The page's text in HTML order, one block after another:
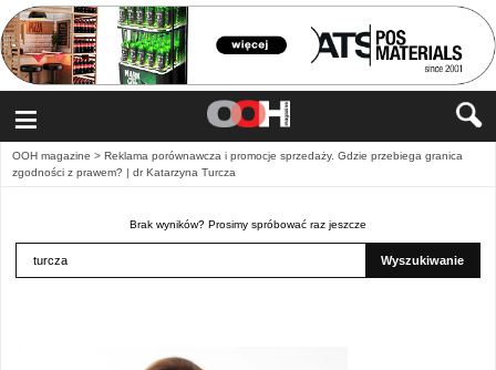
≡
OOH magazine > Reklama porównawcza i promocje sprzedaży. Gdzie przebiega granica
zgodności z prawem? | dr Katarzyna Turcza
Brak wyników? Prosimy spróbować raz jeszcze
Wyszukiwanie